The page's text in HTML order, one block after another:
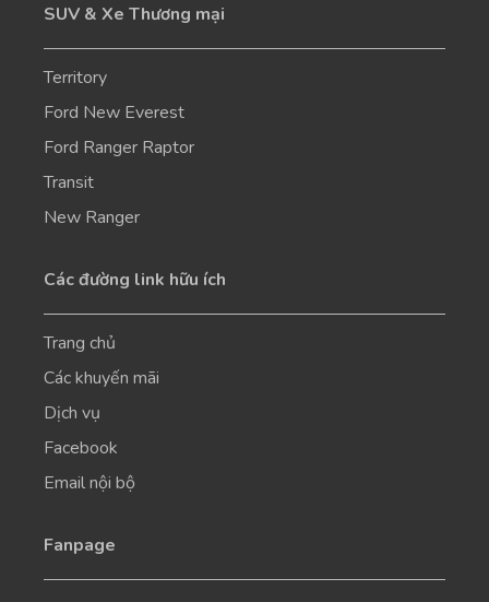
SUV & Xe Thương mại
Territory
Ford New Everest
Ford Ranger Raptor
Transit
New Ranger
Các đường link hữu ích
Trang chủ
Các khuyến mãi
Dịch vụ
Facebook
Email nội bộ
Fanpage